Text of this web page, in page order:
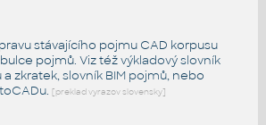
stávajícího pojmu CAD korpusu
pojmů. Viz téžvýkladový slovník
zkratek,slovník BIM pojmů, nebo
. [preklad vyrazov slovensky]